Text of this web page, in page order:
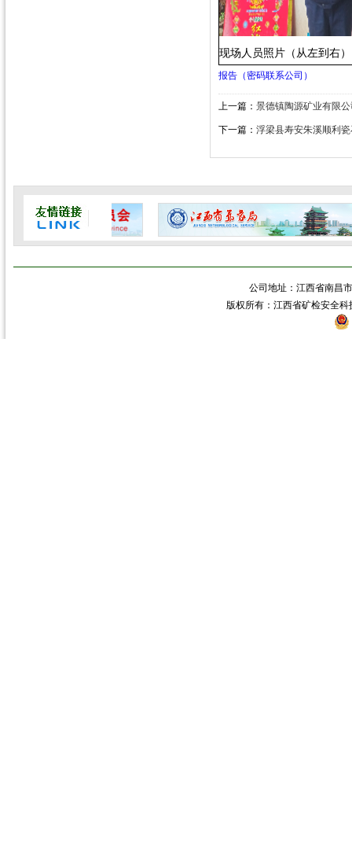
现场人员照片（从左到右
报告（密码联系公司）
上一篇： 景德镇陶源矿业有限
下一篇： 浮梁县寿安朱溪顺利
公司地址：江西省南昌
版权所有：江西省矿检安全